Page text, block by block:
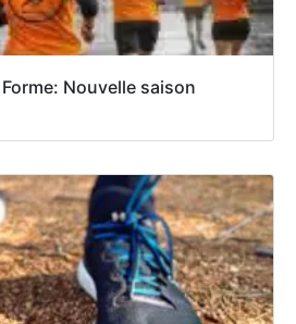
Nouvelle saison